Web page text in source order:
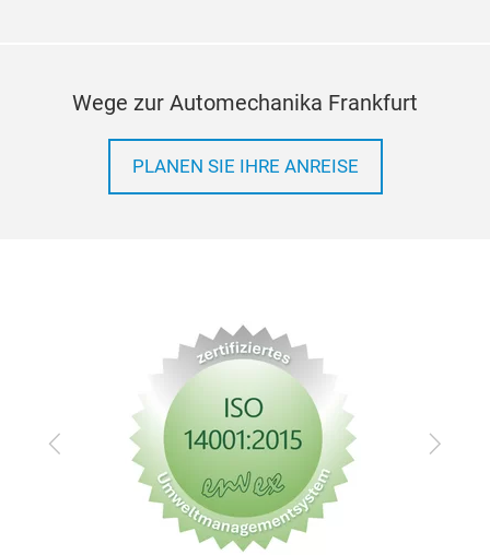
Wege zur Automechanika Frankfurt
PLANEN SIE IHRE ANREISE
Zurück Vor